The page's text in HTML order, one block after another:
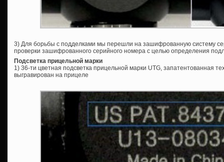
3) Для борьбы с подделками мы перешли на зашифрованную систему
проверки зашифрованного серийного номера с целью определения
Подсветка прицельной марки
1) 36-ти цветная подсветка прицельной марки UTG, запатентованная
выгравирован на прицеле